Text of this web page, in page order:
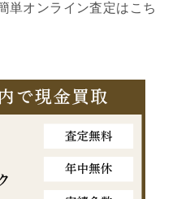
単オンライン査定はこち